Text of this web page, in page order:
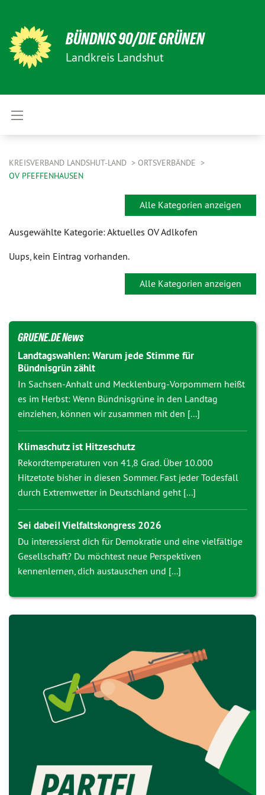
BÜNDNIS 90/DIE GRÜNEN
Landkreis Landshut
KREISVERBAND LANDSHUT-LAND
ORTSVERBÄNDE
OV PFEFFENHAUSEN
Alle Kategorien anzeigen
Ausgewählte Kategorie: Aktuelles OV Adlkofen
Uups, kein Eintrag vorhanden.
Alle Kategorien anzeigen
GRUENE.DE News
Landtagswahlen: Warum jede Stimme für
Bündnisgrün zählt
In Sachsen-Anhalt und Mecklenburg-Vorpommern heißt
es im Herbst: Wenn Bündnisgrüne in den Landtag
einziehen, können wir zusammen mit den [...]
Klimaschutz ist Hitzeschutz
Rekordtemperaturen von 41,8 Grad. Über 10.000
Hitzetote bisher in diesen Sommer. Fast jeder Todesfall
durch Extremwetter in Deutschland geht [...]
Sei dabei! Vielfaltskongress 2026
Du interessierst dich für Demokratie und eine vielfältige
Gesellschaft? Du möchtest neue Perspektiven
kennenlernen, dich austauschen und [...]